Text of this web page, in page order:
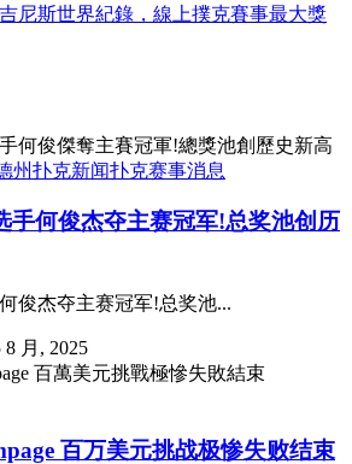
州扑克新闻扑克赛事消息
手何俊杰夺主赛冠军!总奖池创历
俊杰夺主赛冠军!总奖池...
8 月, 2025
百万美元挑战极惨失败结束